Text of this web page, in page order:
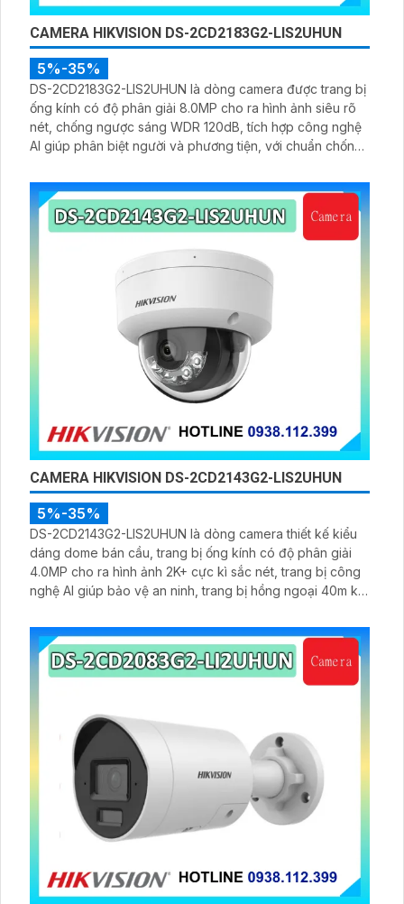
CAMERA HIKVISION DS-2CD2183G2-LIS2UHUN
5%-35%
DS-2CD2183G2-LIS2UHUN là dòng camera được trang bị
ống kính có độ phân giải 8.0MP cho ra hình ảnh siêu rõ
nét, chống ngược sáng WDR 120dB, tích hợp công nghệ
AI giúp phân biệt người và phương tiện, với chuẩn chống
CAMERA HIKVISION DS-2CD2143G2-LIS2UHUN
5%-35%
DS-2CD2143G2-LIS2UHUN là dòng camera thiết kế kiểu
dáng dome bán cầu, trang bị ống kính có độ phân giải
4.0MP cho ra hình ảnh 2K+ cực kì sắc nét, trang bị công
nghệ AI giúp bảo vệ an ninh, trang bị hồng ngoại 40m kết